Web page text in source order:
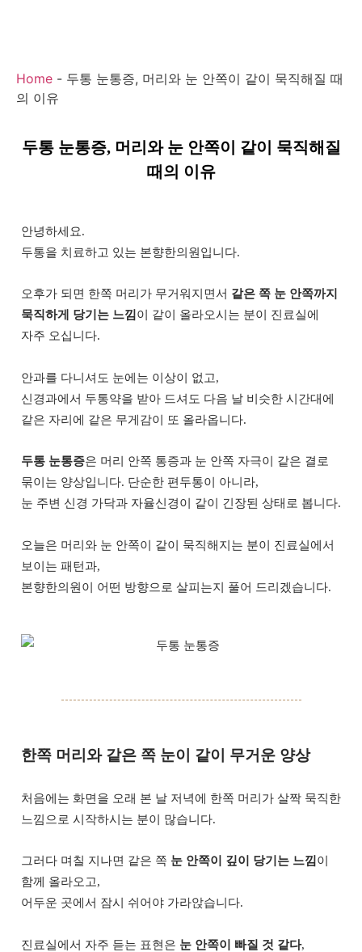
Home - 두통 눈통증, 머리와 눈 안쪽이 같이 묵직해질 때
의 이유
두통 눈통증, 머리와 눈 안쪽이 같이 묵직해질
때의 이유
안녕하세요.
두통을 치료하고 있는 본향한의원입니다.
오후가 되면 한쪽 머리가 무거워지면서 같은 쪽 눈 안쪽까지
묵직하게 당기는 느낌 이 같이 올라오시는 분이 진료실에
자주 오십니다.
안과를 다니셔도 눈에는 이상이 없고,
신경과에서 두통약을 받아 드셔도 다음 날 비슷한 시간대에
같은 자리에 같은 무게감이 또 올라옵니다.
두통 눈통증은 머리 안쪽 통증과 눈 안쪽 자극이 같은 결로
묶이는 양상입니다. 단순한 편두통이 아니라,
눈 주변 신경 가닥과 자율신경이 같이 긴장된 상태로 봅니다.
오늘은 머리와 눈 안쪽이 같이 묵직해지는 분이 진료실에서
보이는 패턴과,
본향한의원이 어떤 방향으로 살피는지 풀어 드리겠습니다.
한쪽 머리와 같은 쪽 눈이 같이 무거운 양상
처음에는 화면을 오래 본 날 저녁에 한쪽 머리가 살짝 묵직한
느낌으로 시작하시는 분이 많습니다.
그러다 며칠 지나면 같은 쪽 눈 안쪽이 깊이 당기는 느낌 이
함께 올라오고,
어두운 곳에서 잠시 쉬어야 가라앉습니다.
진료실에서 자주 듣는 표현은 눈 안쪽이 빠질 것 같다,